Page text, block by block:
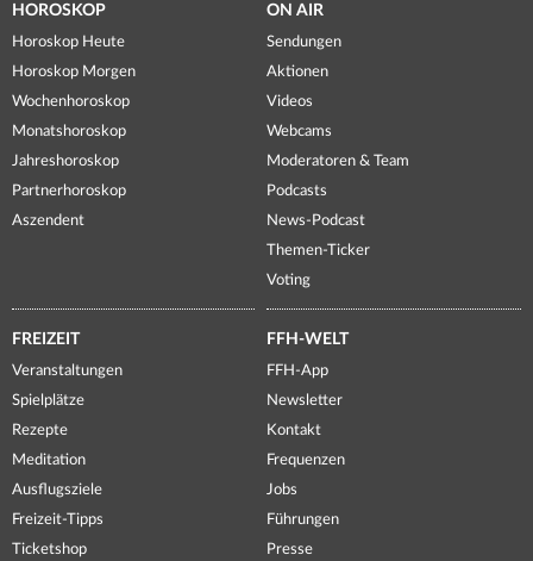
HOROSKOP
Horoskop Heute
Horoskop Morgen
Wochenhoroskop
Monatshoroskop
Jahreshoroskop
Partnerhoroskop
Aszendent
ON AIR
Sendungen
Aktionen
Videos
Webcams
Moderatoren & Team
Podcasts
News-Podcast
Themen-Ticker
Voting
FREIZEIT
Veranstaltungen
Spielplätze
Rezepte
Meditation
Ausflugsziele
Freizeit-Tipps
Ticketshop
FFH-WELT
FFH-App
Newsletter
Kontakt
Frequenzen
Jobs
Führungen
Presse